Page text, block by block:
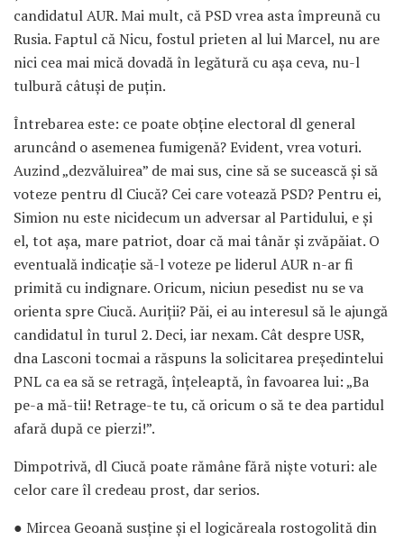
candidatul AUR. Mai mult, că PSD vrea asta împreună cu
Rusia. Faptul că Nicu, fostul prieten al lui Marcel, nu are
nici cea mai mică dovadă în legătură cu așa ceva, nu-l
tulbură câtuși de puțin.
Întrebarea este: ce poate obține electoral dl general
aruncând o asemenea fumigenă? Evident, vrea voturi.
Auzind „dezvăluirea” de mai sus, cine să se sucească și să
voteze pentru dl Ciucă? Cei care votează PSD? Pentru ei,
Simion nu este nicidecum un adversar al Partidului, e și
el, tot așa, mare patriot, doar că mai tânăr și zvăpăiat. O
eventuală indicație să-l voteze pe liderul AUR n-ar fi
primită cu indignare. Oricum, niciun pesedist nu se va
orienta spre Ciucă. Auriții? Păi, ei au interesul să le ajungă
candidatul în turul 2. Deci, iar nexam. Cât despre USR,
dna Lasconi tocmai a răspuns la solicitarea președintelui
PNL ca ea să se retragă, înțeleaptă, în favoarea lui: „Ba
pe-a mă-tii! Retrage-te tu, că oricum o să te dea partidul
afară după ce pierzi!”.
Dimpotrivă, dl Ciucă poate rămâne fără niște voturi: ale
celor care îl credeau prost, dar serios.
● Mircea Geoană susține și el logicăreala rostogolită din